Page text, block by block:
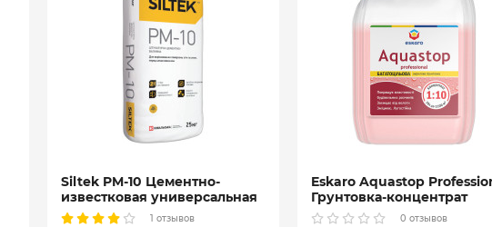
Siltek PM-10 Цементно-
известковая универсальная
штукатурка, 25 кг
1 отзывов
Eskaro Aquastop
Грунтовка-концентрат
гидроизоляционная, 1, 3 и
0 отзывов